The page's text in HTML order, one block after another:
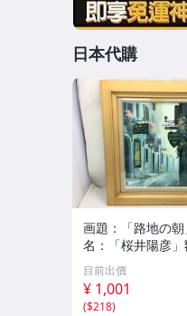
日本代購
画題：「路地の
名：「桜井陽彦」
縦58.5cm 横49cm
m 絵画 中古 【
5】◎
目前出價
¥ 1,001
($218)